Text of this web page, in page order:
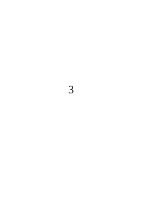
3